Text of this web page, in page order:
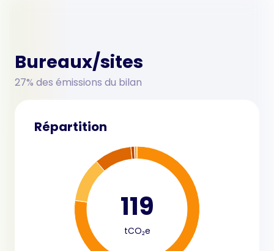
Bureaux/sites
27% des émissions du bilan
Répartition
119
tCO₂e